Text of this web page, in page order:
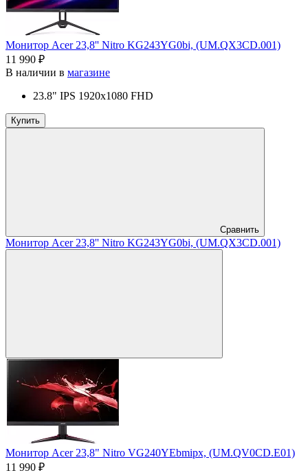
Монитор Acer 23,8'' Nitro KG243YG0bi, (UM.QX3CD.001)
11 990 ₽
В наличии в магазине
23.8" IPS 1920x1080 FHD
Купить
Сравнить
Монитор Acer 23,8'' Nitro KG243YG0bi, (UM.QX3CD.001)
Монитор Acer 23,8" Nitro VG240YEbmipx, (UM.QV0CD.E01)
11 990 ₽